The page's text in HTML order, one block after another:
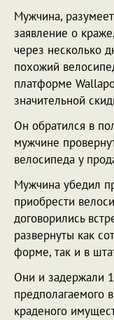
Мужчина,
заявление о
через несколько
похожий
платформе
значительной
Он обратился в
мужчине
велосипеда у
Мужчина убедил
приобрести
договорились
развернуты как
форме, так и в
Они и задержали
предполагаемого
краденого